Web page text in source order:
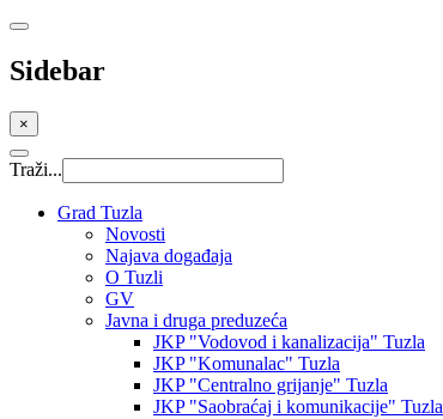
Sidebar
×
Traži...
Grad Tuzla
Novosti
Najava događaja
O Tuzli
GV
Javna i druga preduzeća
JKP "Vodovod i kanalizacija" Tuzla
JKP "Komunalac" Tuzla
JKP "Centralno grijanje" Tuzla
JKP "Saobraćaj i komunikacije" Tuzla